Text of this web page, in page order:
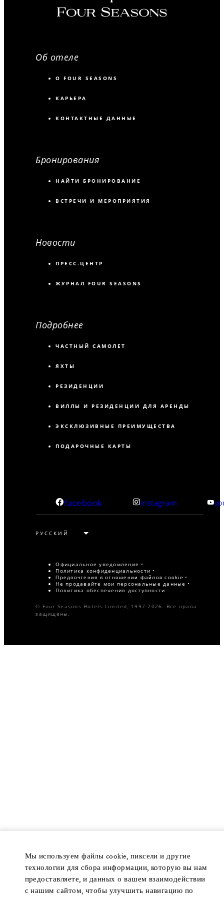
Об отеле
О FOUR SEASONS
КАРЬЕРА
КОНТАКТНЫЕ ДАННЫЕ
Бронирования
НАЙТИ БРОНИРОВАНИЕ
ВСТРЕЧИ И МЕРОПРИЯТИЯ
Новости
ПРЕСС-ЦЕНТР
ЖУРНАЛ FOUR SEASONS
Подробнее
ЧАСТНЫЙ САМОЛЕТ
ЯХТЫ
РЕЗИДЕНЦИИ
ВИЛЛЫ И РЕЗИДЕНЦИИ ДЛЯ АРЕНДЫ
ЭКСКЛЮЗИВНЫЕ ПРЕИМУЩЕСТВА
ПОДАРОЧНЫЕ КАРТЫ
facebook instagram
Официальное уведомление
Политика конфиденциальности
Предпочтения в отношении файлов cookie
Не продавайте мои персональные данные
Политика обеспечения доступности
© Four Seasons Hotels Limited, 1997-2026. Все права
защищены.
Мы используем файлы cookie, пиксели и другие
технологии для сбора информации, которую вы нам
предоставляете, и данных о вашем взаимодействии
с нашим сайтом, чтобы улучшить навигацию по